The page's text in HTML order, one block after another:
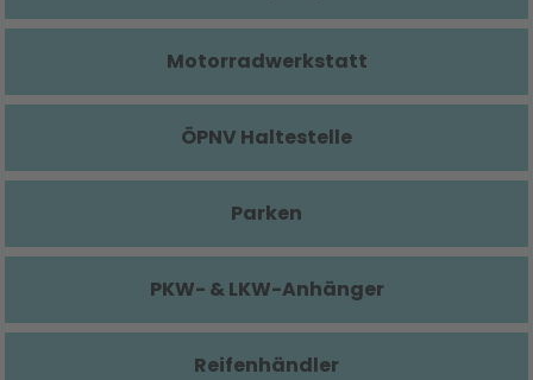
Motorradwerkstatt
ÖPNV Haltestelle
Parken
PKW- & LKW-Anhänger
Reifenhändler